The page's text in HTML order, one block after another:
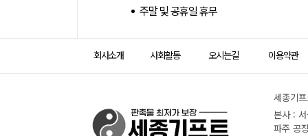
주말 및 공휴일 휴무
회사소개 사회활동 오시는길 이용약관
세종기
본사 :
파주 공